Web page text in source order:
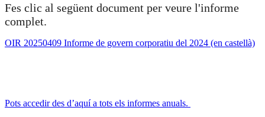
Fes clic al següent document per veure l'informe
complet.
OIR 20250409 Informe de govern corporatiu del 2024 (en castellà)
Pots accedir des d’aquí a tots els informes anuals.